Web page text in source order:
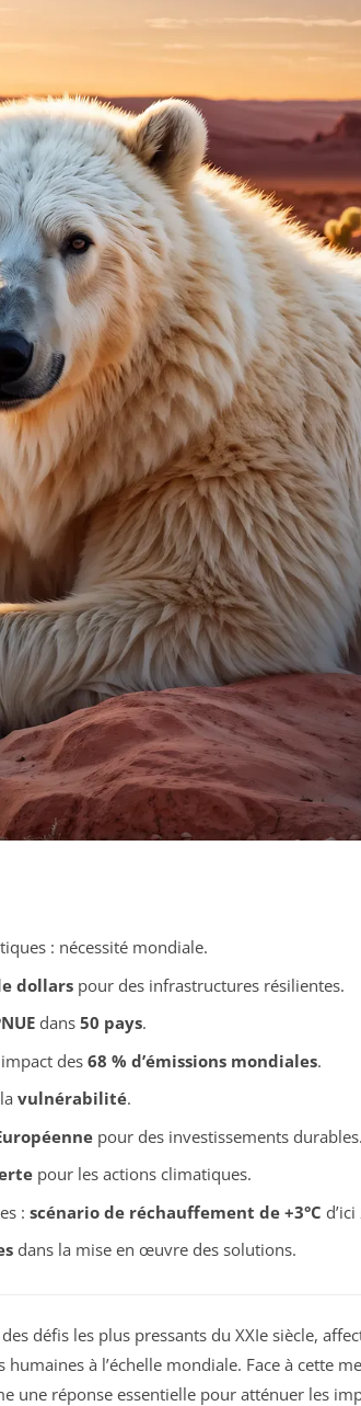
: nécessité mondiale.
dollarspour des infrastructures résilientes.
dans 50 pays.
des 68 % d’émissions mondiales.
vulnérabilité.
pour des investissements durables.
pour les actions climatiques.
: scénario de réchauffement de +3°C
dans la mise en œuvre des solutions.
défis les plus pressants du XXIe siècle,
à l’échelle mondiale. Face à cette
une réponse essentielle pour atténuer les